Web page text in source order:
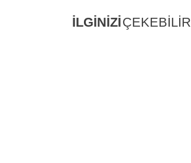
İLGİNİZİÇEKEBİLİR